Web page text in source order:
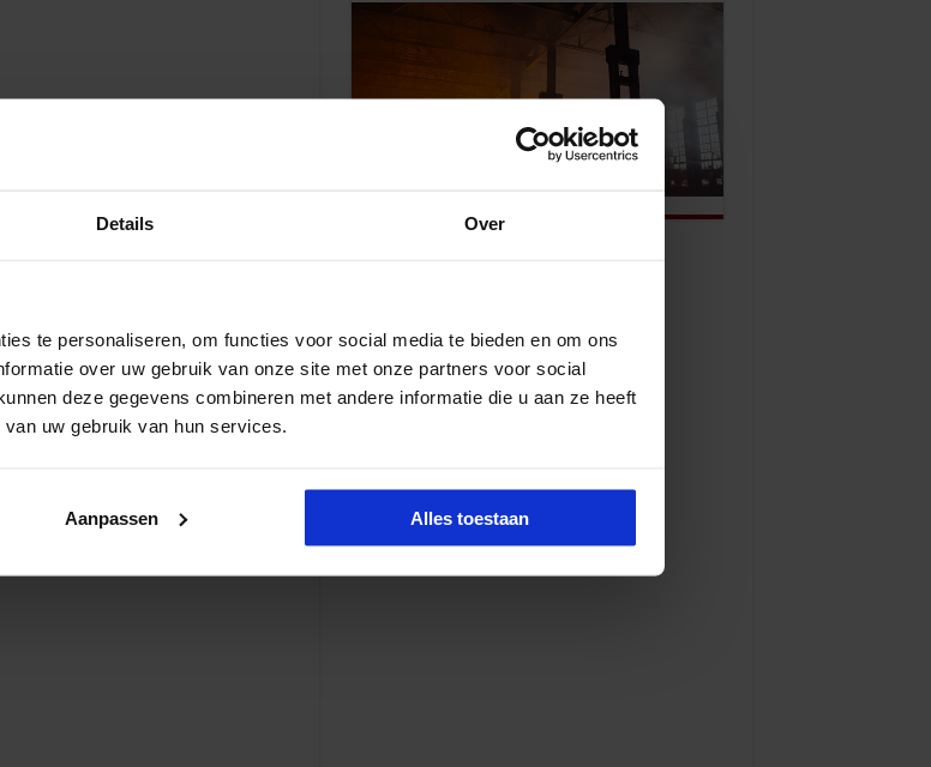
Details Over
te personaliseren, om functies voor social media te bieden en om ons
over uw gebruik van onze site met onze partners voor social
deze gegevens combineren met andere informatie die u aan ze heeft
uw gebruik van hun services.
Aanpassen Alles toestaan